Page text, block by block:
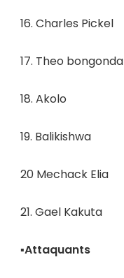
16. Charles Pickel
17. Theo bongonda
18. Akolo
19. Balikishwa
20 Mechack Elia
21. Gael Kakuta
▪︎Attaquants